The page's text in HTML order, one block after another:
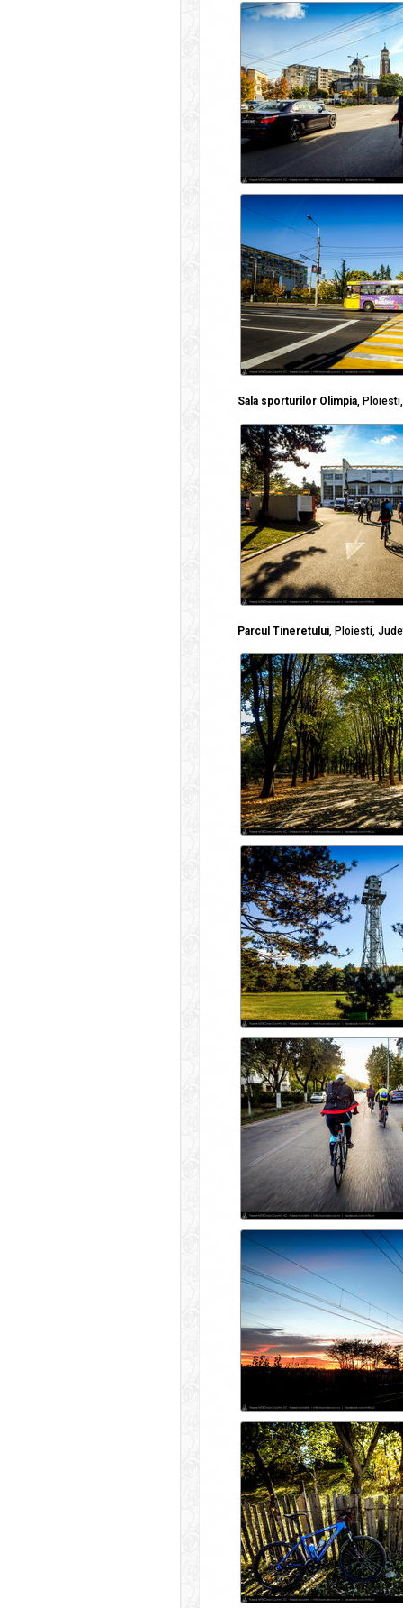
Sala sporturilor Olimpia,
Parcul Tineretului, Ploiesti,